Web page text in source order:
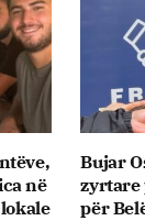
në
Bujar
zyrtare
për